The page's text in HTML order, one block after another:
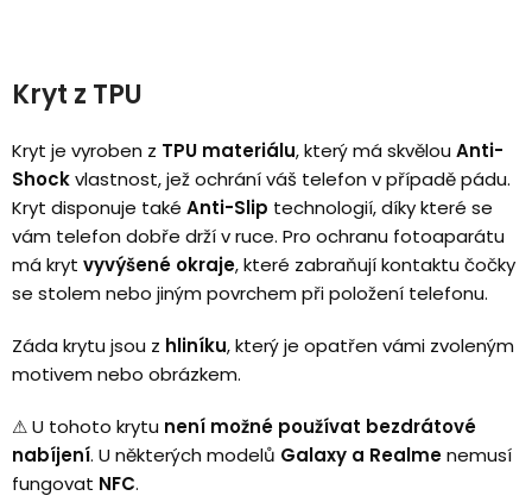
Kryt z TPU
Kryt je vyroben z TPU materiálu, který má skvělou Anti-
Shockvlastnost, jež ochrání váš telefon v případě pádu.
Kryt disponuje také Anti-Slip technologií, díky které se
vám telefon dobře drží v ruce. Pro ochranu fotoaparátu
má kryt vyvýšené okraje, které zabraňují kontaktu čočky
se stolem nebo jiným povrchem při položení telefonu.
Záda krytu jsou z hliníku, který je opatřen vámi zvoleným
motivem nebo obrázkem.
⚠U tohoto krytu není možné používat bezdrátové
nabíjení. U některých modelů Galaxy a Realmenemusí
fungovat NFC.